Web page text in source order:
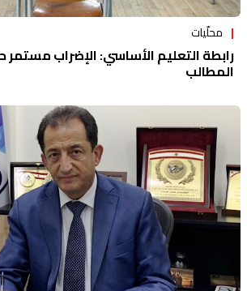
محلّيات
رابطة التعليم الأساسي: الإضراب
المطالب